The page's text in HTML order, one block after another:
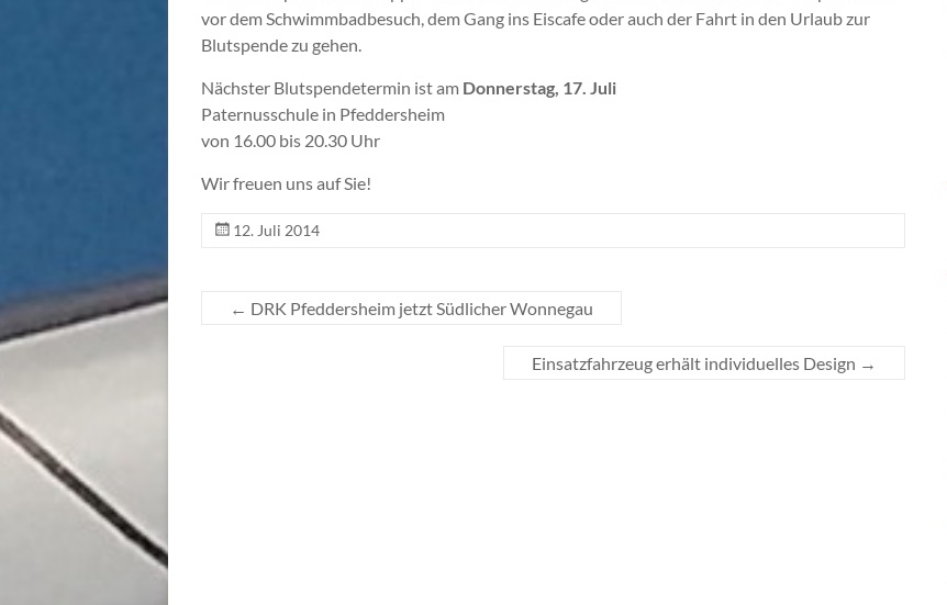
vor dem Schwimmbadbesuch, dem Gang ins Eiscafe oder auch der Fahrt in den Urlaub zur
Blutspende zu gehen.
Nächster Blutspendetermin ist am Donnerstag, 17. Juli
Paternusschule in Pfeddersheim
von 16.00 bis 20.30 Uhr
Wir freuen uns auf Sie!
12. Juli 2014
← DRK Pfeddersheim jetzt Südlicher Wonnegau
Einsatzfahrzeug erhält individuelles Design →